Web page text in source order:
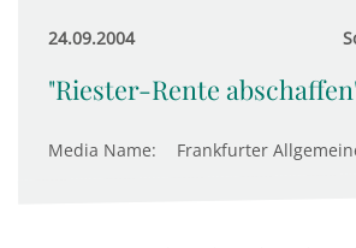
24.09.2004
"Riester-Rente
Media Name: Frankfurter